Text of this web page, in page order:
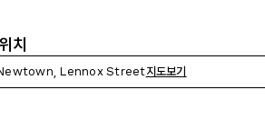
치
Lennox Street지도보기